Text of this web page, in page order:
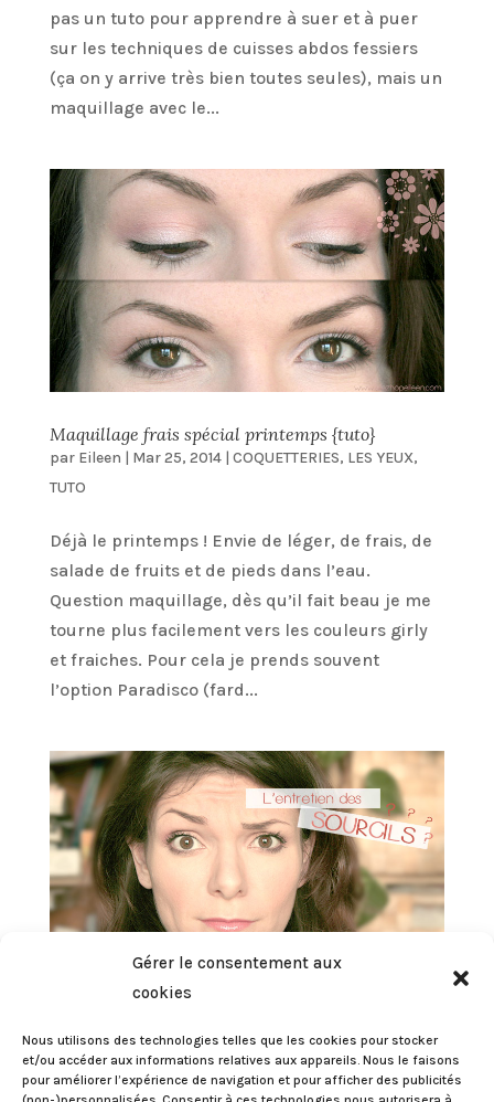
Gérer le consentement aux
cookies
Nous utilisons des technologies telles que les cookies pour stocker
et/ou accéder aux informations relatives aux appareils. Nous le faisons
pour améliorer l’expérience de navigation et pour afficher des publicités
pas un tuto pour apprendre à suer et à puer
sur les techniques de cuisses abdos fessiers
(ça on y arrive très bien toutes seules), mais un
maquillage avec le...
Maquillage frais spécial printemps {tuto}
par Eileen | Mar 25, 2014| COQUETTERIES, LES YEUX,
TUTO
Déjà le printemps ! Envie de léger, de frais, de
salade de fruits et de pieds dans l’eau.
Question maquillage, dès qu’il fait beau je me
tourne plus facilement vers les couleurs girly
et fraiches. Pour cela je prends souvent
l’option Paradisco (fard...
parEileen|Mar 12, 2014|COQUETTERIES,LES YEUX,
TUTO